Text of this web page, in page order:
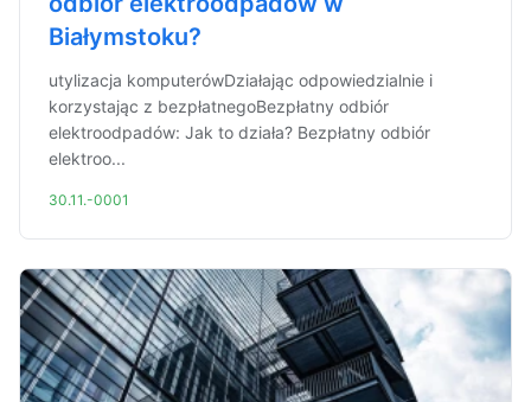
Białymstoku?
utylizacja komputerówDziałając odpowiedzialnie i
korzystając z bezpłatnegoBezpłatny odbiór
elektroodpadów: Jak to działa? Bezpłatny odbiór
elektroo...
30.11.-0001